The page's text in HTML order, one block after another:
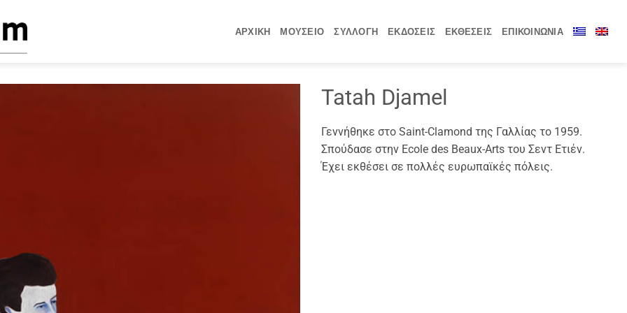
ΑΡΧΙΚΗ ΜΟΥΣΕΙΟ ΣΥΛΛΟΓΗ ΕΚΔΟΣΕΙΣ ΕΚΘΕΣΕΙΣ ΕΠΙΚΟΙΝΩΝΙΑ
Tatah Djamel
Γεννήθηκε στο Saint-Clamond της Γαλλίας το 1959.
Σπούδασε στην Ecole des Βeaux-Αrts του Σεντ Ετιέν.
Έχει εκθέσει σε πολλές ευρωπαϊκές πόλεις.